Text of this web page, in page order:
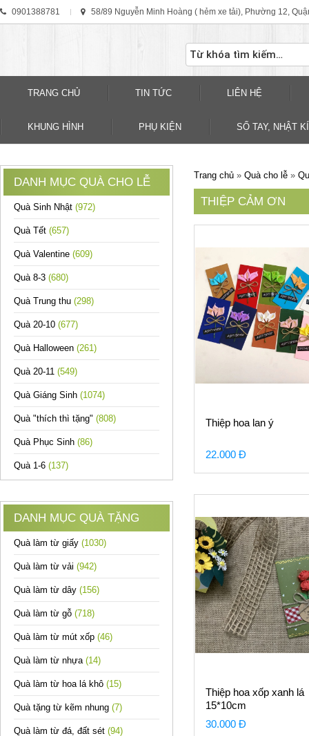
0901388781 58/89 Nguyễn Minh Hoàng ( hẻm xe tải), Phường 12,
TRANG CHỦ TIN TỨC LIÊN HỆ
KHUNG HÌNH PHỤ KIỆN SỐ TAY, NHẬT KÍ
DANH MỤC QUÀ CHO LỄ
Quà Sinh Nhật (972)
Quà Tết (657)
Quà Valentine (609)
Quà 8-3 (680)
Quà Trung thu (298)
Quà 20-10 (677)
Quà Halloween (261)
Quà 20-11 (549)
Quà Giáng Sinh (1074)
Quà "thích thì tặng" (808)
Quà Phục Sinh (86)
Quà 1-6 (137)
DANH MỤC QUÀ TẶNG
Quà làm từ giấy (1030)
Quà làm từ vải (942)
Quà làm từ dây (156)
Quà làm từ gỗ (718)
Quà làm từ mút xốp (46)
Quà làm từ nhựa (14)
Quà làm từ hoa lá khô (15)
Quà tặng từ kẽm nhung (7)
Quà làm từ đá, đất sét (94)
Trang chủ» Quà cho lễ»
THIỆP CẢM ƠN
Thiệp hoa lan ý
22.000 Đ
Thiệp hoa xốp xanh lá
15*10cm
30.000 Đ